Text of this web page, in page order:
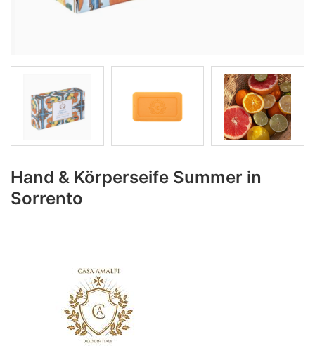
Hand & Körperseife Summer in
Sorrento